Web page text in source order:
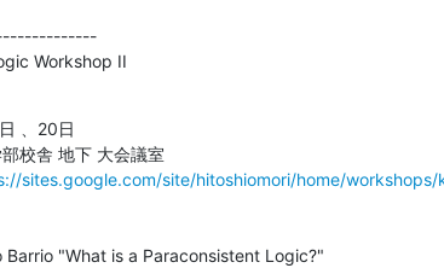
Workshop II
、20日
部校舎 地下 大会議室
sites.google.com/site/hitoshiomori/home/workshops/
"What is a Paraconsistent Logic?"